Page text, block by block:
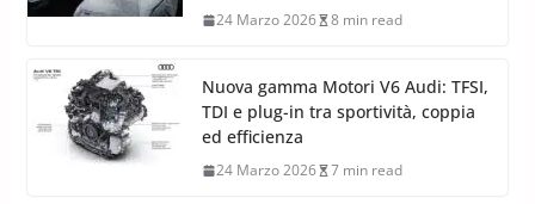
24 Marzo 2026 8 min read
Nuova gamma Motori V6 Audi: TFSI,
TDI e plug-in tra sportività, coppia
ed efficienza
24 Marzo 2026 7 min read